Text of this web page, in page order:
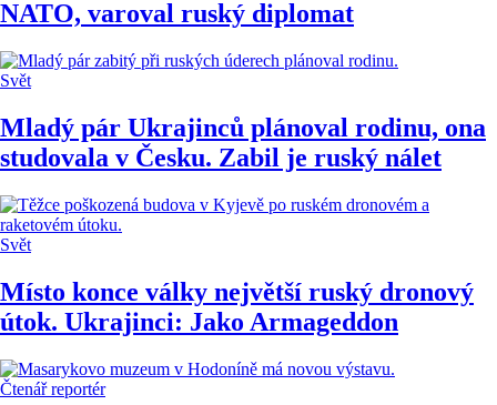
NATO, varoval ruský diplomat
Svět
Mladý pár Ukrajinců plánoval rodinu, ona
studovala v Česku. Zabil je ruský nálet
Svět
Místo konce války největší ruský dronový
útok. Ukrajinci: Jako Armageddon
Čtenář reportér